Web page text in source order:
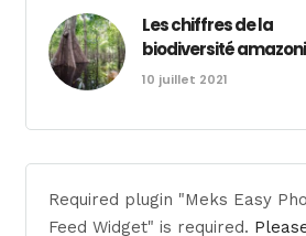
Les chiffres de la
biodiversité
10 juillet 2021
Required plugin "Meks Easy
Feed Widget" is required.